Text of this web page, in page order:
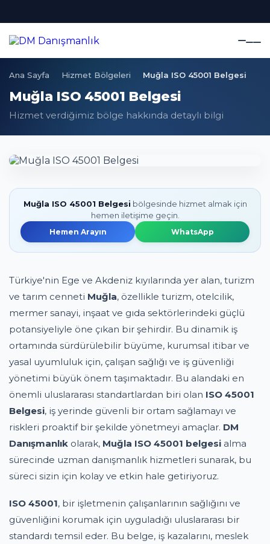
Ana Sayfa Hizmet Bölgeleri Muğla ISO 45001 Belgesi
Muğla ISO 45001 Belgesi
Hizmet verdiğimiz bölge hakkında detaylı bilgi
Muğla ISO 45001 Belgesi bölgesinde hizmet almak için
hemen iletişime geçin.
Hemen Arayın WhatsApp
Türkiye'nin Ege ve Akdeniz kıyılarında yer alan, turizm
ve tarım cenneti Muğla, özellikle turizm, otelcilik,
mermer sanayi, inşaat ve gıda sektörlerindeki güçlü
potansiyeliyle öne çıkan bir şehirdir. Bu dinamik iş
ortamında sürdürülebilir büyüme, kurumsal itibar ve
yasal uyumluluk için, çalışan sağlığı ve iş güvenliği
yönetimi büyük önem taşımaktadır. Bu alandaki en
önemli uluslararası standartlardan biri olan ISO 45001
Belgesi, iş yerinde güvenli bir ortam sağlamayı ve
riskleri proaktif bir şekilde yönetmeyi amaçlar. DM
Danışmanlık olarak, Muğla ISO 45001 belgesi alma
sürecinde uzman danışmanlık hizmetleri sunarak, bu
süreci sizin için kolay ve etkin hale getiriyoruz.
ISO 45001, bir işletmenin çalışanlarının sağlığını ve
güvenliğini korumak için uyguladığı uluslararası bir
standardı temsil eder. Bu belge, iş kazalarını, meslek